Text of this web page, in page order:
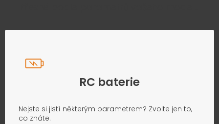
RC baterie
Nejste si jistí některým parametrem? Zvolte jen to,
co znáte.